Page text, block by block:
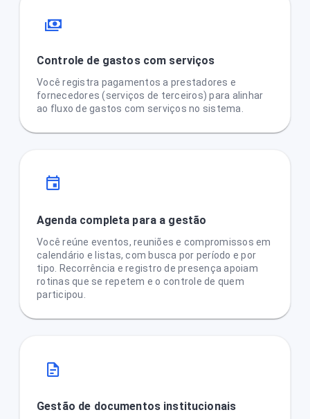
Controle de gastos com serviços
Você registra pagamentos a prestadores e
fornecedores (serviços de terceiros) para alinhar
ao fluxo de gastos com serviços no sistema.
Agenda completa para a gestão
Você reúne eventos, reuniões e compromissos em
calendário e listas, com busca por período e por
tipo. Recorrência e registro de presença apoiam
rotinas que se repetem e o controle de quem
participou.
Gestão de documentos institucionais